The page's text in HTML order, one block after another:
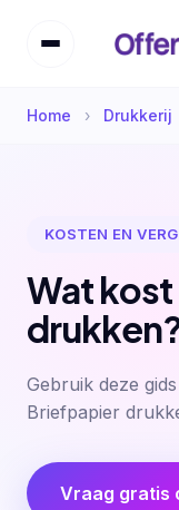
Home › Drukkerij
KOSTEN EN
Wat
Gebruik deze
Briefpapier
Vraag gratis